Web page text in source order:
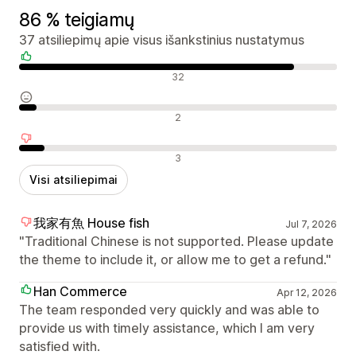
86 % teigiamų
37 atsiliepimų apie visus išankstinius nustatymus
Teigiami atsiliepimai 32
Neutralūs atsiliepimai 2
Neigiami atsiliepimai 3
Visi atsiliepimai
我家有魚 House fish Jul 7, 2026
"Traditional Chinese is not supported. Please update
the theme to include it, or allow me to get a refund."
Han Commerce
Apr 12, 2026
The team responded very quickly and was able to
provide us with timely assistance, which I am very
satisfied with.